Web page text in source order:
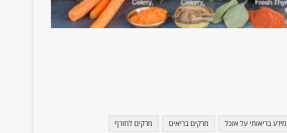
מידע בריאותי על אוכל מרקים בריאים מרקים לחורף